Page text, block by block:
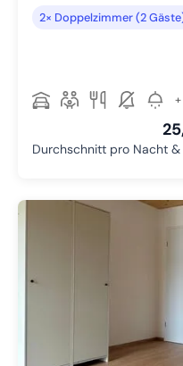
2× Doppelzimmer (2
Durchschnitt pro Nacht &